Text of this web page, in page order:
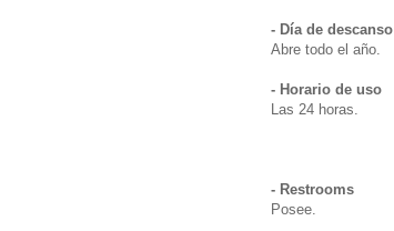
- Día de descanso
Abre todo el año.
- Horario de uso
Las 24 horas.
- Restrooms
Posee.